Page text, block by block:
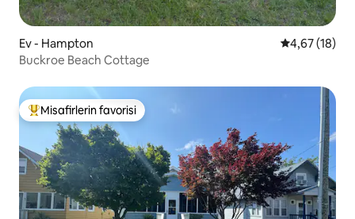
Ev - Hampton 5 üzerinden
4,67 (18)
Buckroe Beach Cottage
Misafirlerin favorilerinden en beğenilenler arasında
Misafirlerin favorisi